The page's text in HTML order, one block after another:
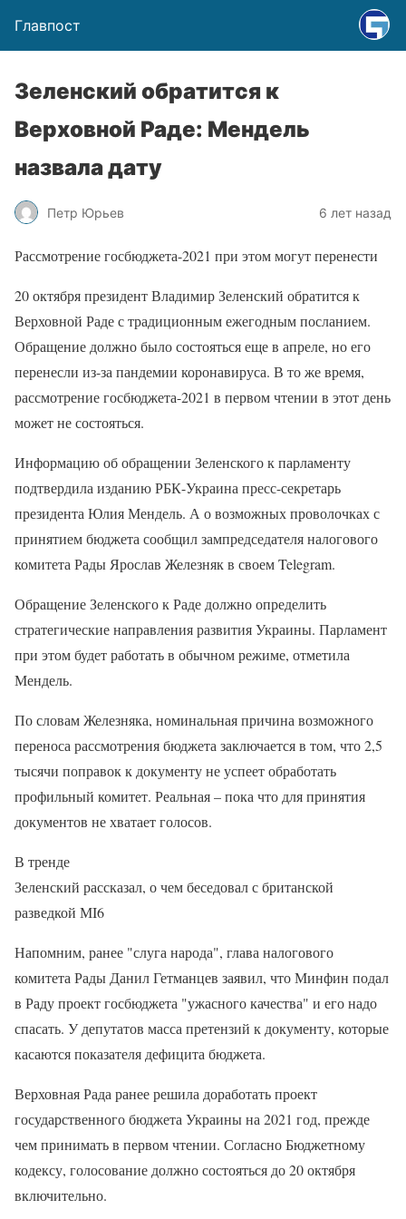
Главпост
Зеленский обратится к
Верховной Раде: Мендель
назвала дату
Петр Юрьев 6 лет назад
Рассмотрение госбюджета-2021 при этом могут перенести
20 октября президент Владимир Зеленский обратится к
Верховной Раде с традиционным ежегодным посланием.
Обращение должно было состояться еще в апреле, но его
перенесли из-за пандемии коронавируса. В то же время,
рассмотрение госбюджета-2021 в первом чтении в этот день
может не состояться.
Информацию об обращении Зеленского к парламенту
подтвердила изданию РБК-Украина пресс-секретарь
президента Юлия Мендель. А о возможных проволочках с
принятием бюджета сообщил зампредседателя налогового
комитета Рады Ярослав Железняк в своем Telegram.
Обращение Зеленского к Раде должно определить
стратегические направления развития Украины. Парламент
при этом будет работать в обычном режиме, отметила
Мендель.
По словам Железняка, номинальная причина возможного
переноса рассмотрения бюджета заключается в том, что 2,5
тысячи поправок к документу не успеет обработать
профильный комитет. Реальная – пока что для принятия
документов не хватает голосов.
В тренде
Зеленский рассказал, о чем беседовал с британской
разведкой МI6
Напомним, ранее "слуга народа", глава налогового
комитета Рады Данил Гетманцев заявил, что Минфин подал
в Раду проект госбюджета "ужасного качества" и его надо
спасать. У депутатов масса претензий к документу, которые
касаются показателя дефицита бюджета.
Верховная Рада ранее решила доработать проект
государственного бюджета Украины на 2021 год, прежде
чем принимать в первом чтении. Согласно Бюджетному
кодексу, голосование должно состояться до 20 октября
включительно.